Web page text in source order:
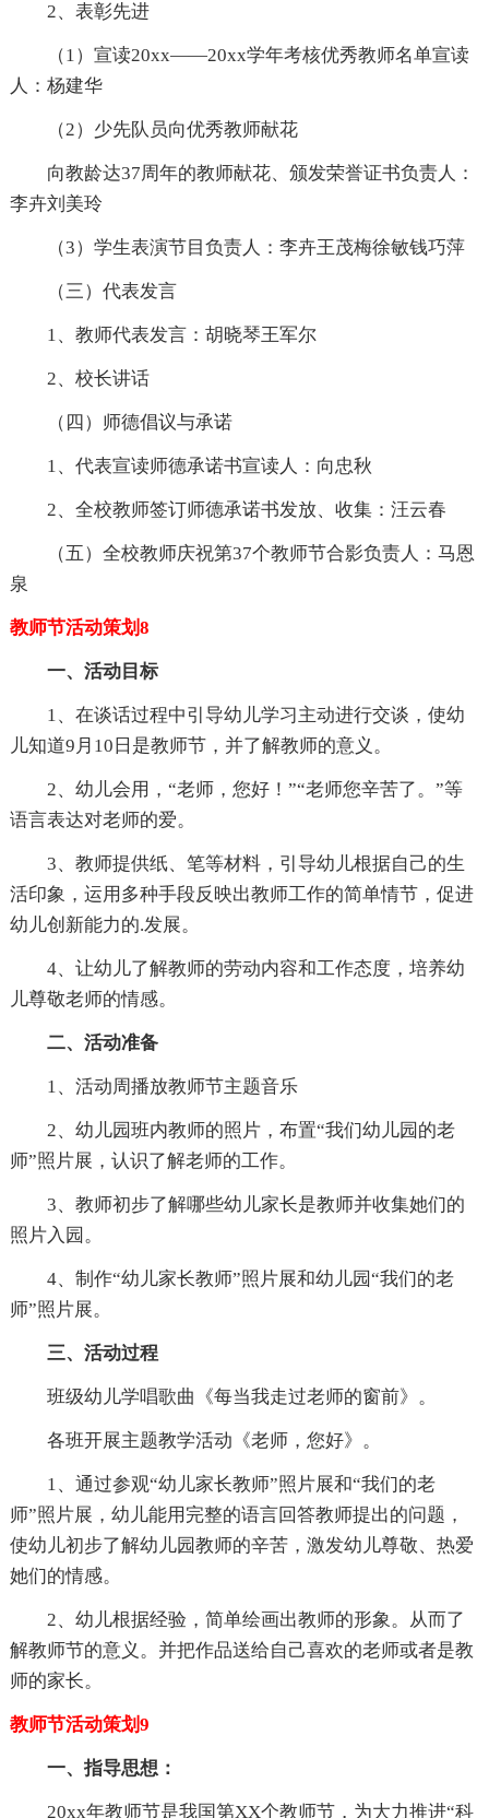
2、表彰先进
（1）宣读20xx——20xx学年考核优秀教师名单宣读
人：杨建华
（2）少先队员向优秀教师献花
向教龄达37周年的教师献花、颁发荣誉证书负责人：
李卉刘美玲
（3）学生表演节目负责人：李卉王茂梅徐敏钱巧萍
（三）代表发言
1、教师代表发言：胡晓琴王军尔
2、校长讲话
（四）师德倡议与承诺
1、代表宣读师德承诺书宣读人：向忠秋
2、全校教师签订师德承诺书发放、收集：汪云春
（五）全校教师庆祝第37个教师节合影负责人：马恩
泉
教师节活动策划8
一、活动目标
1、在谈话过程中引导幼儿学习主动进行交谈，使幼
儿知道9月10日是教师节，并了解教师的意义。
2、幼儿会用，“老师，您好！”“老师您辛苦了。”等
语言表达对老师的爱。
3、教师提供纸、笔等材料，引导幼儿根据自己的生
活印象，运用多种手段反映出教师工作的简单情节，促进
幼儿创新能力的.发展。
4、让幼儿了解教师的劳动内容和工作态度，培养幼
儿尊敬老师的情感。
二、活动准备
1、活动周播放教师节主题音乐
2、幼儿园班内教师的照片，布置“我们幼儿园的老
师”照片展，认识了解老师的工作。
3、教师初步了解哪些幼儿家长是教师并收集她们的
照片入园。
4、制作“幼儿家长教师”照片展和幼儿园“我们的老
师”照片展。
三、活动过程
班级幼儿学唱歌曲《每当我走过老师的窗前》。
各班开展主题教学活动《老师，您好》。
1、通过参观“幼儿家长教师”照片展和“我们的老
师”照片展，幼儿能用完整的语言回答教师提出的问题，
使幼儿初步了解幼儿园教师的辛苦，激发幼儿尊敬、热爱
她们的情感。
2、幼儿根据经验，简单绘画出教师的形象。从而了
解教师节的意义。并把作品送给自己喜欢的老师或者是教
师的家长。
教师节活动策划9
一、指导思想：
20xx年教师节是我国第XX个教师节，为大力推进“科